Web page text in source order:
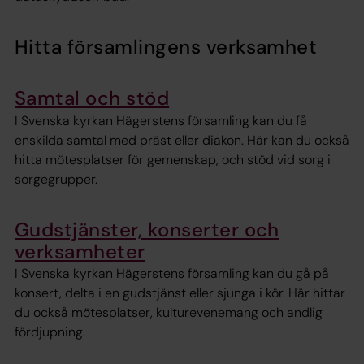
Hitta församlingens verksamhet
Samtal och stöd
I Svenska kyrkan Hägerstens församling kan du få
enskilda samtal med präst eller diakon. Här kan du också
hitta mötesplatser för gemenskap, och stöd vid sorg i
sorgegrupper.
Gudstjänster, konserter och
verksamheter
I Svenska kyrkan Hägerstens församling kan du gå på
konsert, delta i en gudstjänst eller sjunga i kör. Här hittar
du också mötesplatser, kulturevenemang och andlig
fördjupning.